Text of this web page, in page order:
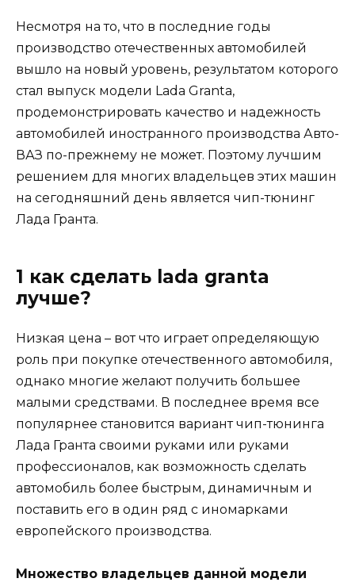
Несмотря на то, что в последние годы
производство отечественных автомобилей
вышло на новый уровень, результатом которого
стал выпуск модели Lada Granta,
продемонстрировать качество и надежность
автомобилей иностранного производства Авто-
ВАЗ по-прежнему не может. Поэтому лучшим
решением для многих владельцев этих машин
на сегодняшний день является чип-тюнинг
Лада Гранта.
1 как сделать lada granta
лучше?
Низкая цена – вот что играет определяющую
роль при покупке отечественного автомобиля,
однако многие желают получить большее
малыми средствами. В последнее время все
популярнее становится вариант чип-тюнинга
Лада Гранта своими руками или руками
профессионалов, как возможность сделать
автомобиль более быстрым, динамичным и
поставить его в один ряд с иномарками
европейского производства.
Множество владельцев данной модели